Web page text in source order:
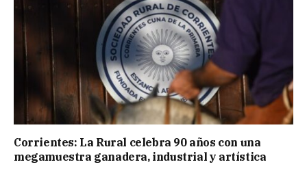
Corrientes: La Rural celebra 90 años con una
megamuestra ganadera, industrial y artística